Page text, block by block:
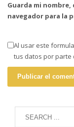
Guarda mi
navegador para la
Al usar este
tus datos por parte